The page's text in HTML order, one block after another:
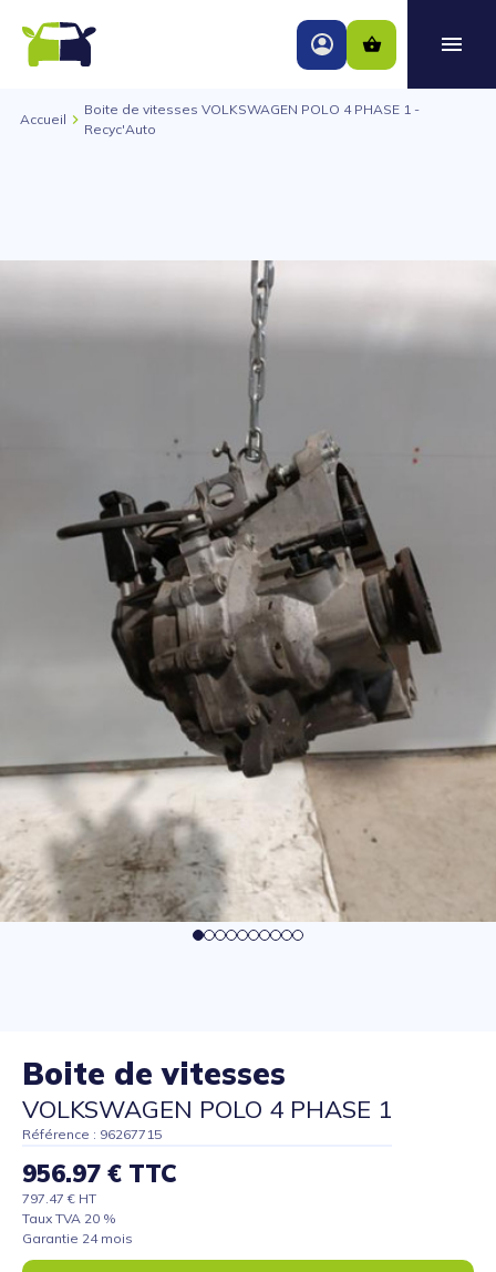
Accueil
Boite de vitesses VOLKSWAGEN POLO 4 PHASE 1 -
Recyc'Auto
Boite de vitesses
VOLKSWAGEN POLO 4 PHASE 1
Référence : 96267715
956.97 € TTC
797.47 € HT
Taux TVA 20 %
Garantie 24 mois